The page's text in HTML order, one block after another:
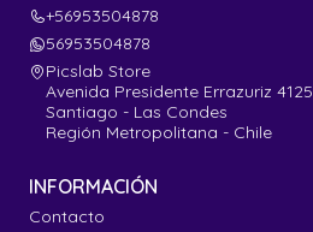
+56953504878
56953504878
Picslab Store
Avenida Presidente Errazuriz 4125
Santiago - Las Condes
Región Metropolitana - Chile
INFORMACIÓN
Contacto